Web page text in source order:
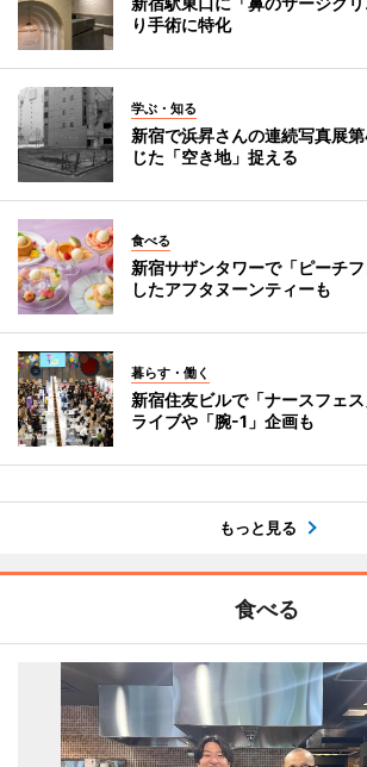
り手術に特化
学ぶ・知る
新宿で浜昇さんの連続写真展
じた「空き地」捉える
食べる
新宿サザンタワーで「ピーチ
したアフタヌーンティーも
暮らす・働く
新宿住友ビルで「ナースフェ
ライブや「腕-1」企画も
もっと見る
食べる